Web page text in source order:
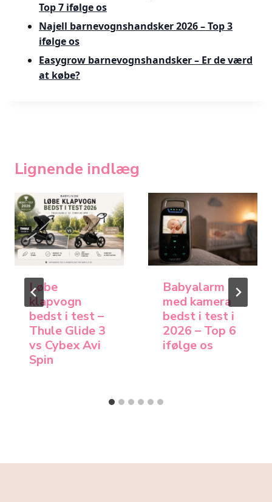
Top 7 ifølge os
Najell barnevognshandsker 2026 – Top 3
ifølge os
Easygrow barnevognshandsker – Er de værd
at købe?
Lignende indlæg
Løbe
klapvogn
bedst i test –
Thule Glide 3
vs Cybex Avi
Spin
Babyalarm
med kamera
bedst i test i
2026 – Top 6
ifølge os